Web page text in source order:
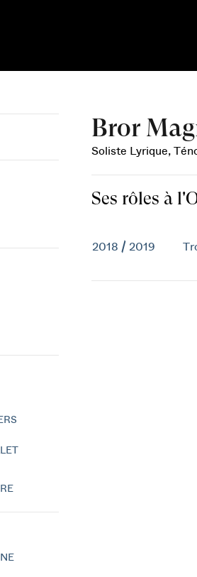
Bror
Soliste Lyrique,
Ses rôles à
2018 / 2019